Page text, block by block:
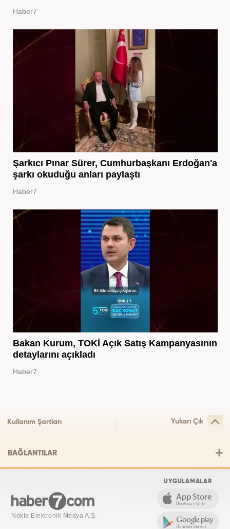
Haber7
Şarkıcı Pınar Sürer, Cumhurbaşkanı Erdoğan'a
şarkı okuduğu anları paylaştı
Haber7
Bakan Kurum, TOKİ Açık Satış Kampanyasının
detaylarını açıkladı
Haber7
Kullanım Şartları Yukarı Çık
BAĞLANTILAR
Nokta Elektronik Medya A.Ş.
UYGULAMALAR